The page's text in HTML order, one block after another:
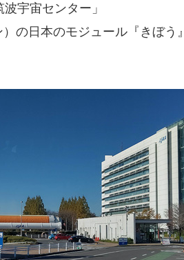
宇宙センター」
の日本のモジュール『きぼ